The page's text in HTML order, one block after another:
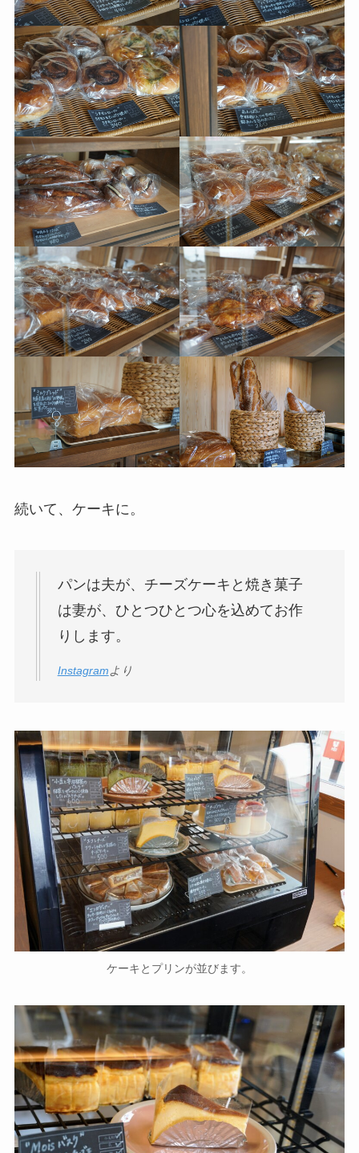
続いて、ケーキに。
パンは夫が、チーズケーキと焼き菓子
は妻が、ひとつひとつ心を込めてお作
りします。
Instagramより
ケーキとプリンが並びます。